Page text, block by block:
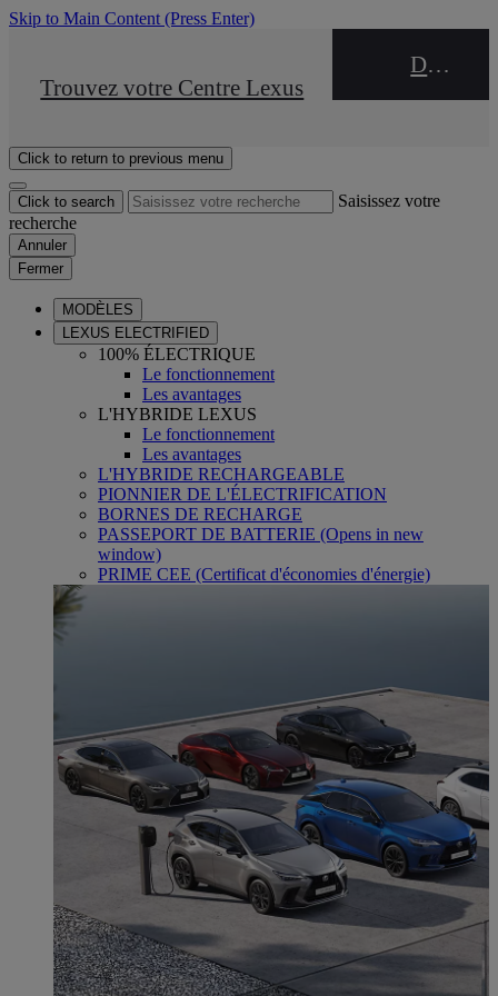
Skip to Main Content (Press Enter)
STOP DRIVE Takata
Trouvez votre Centre Lexus
DEALER NAME
Click to return to previous menu
Click to search
Saisissez votre
recherche
Annuler
Fermer
MODÈLES
LEXUS ELECTRIFIED
100% ÉLECTRIQUE
Le fonctionnement
Les avantages
L'HYBRIDE LEXUS
Le fonctionnement
Les avantages
L'HYBRIDE RECHARGEABLE
PIONNIER DE L'ÉLECTRIFICATION
BORNES DE RECHARGE
PASSEPORT DE BATTERIE (Opens in new
window)
PRIME CEE (Certificat d'économies d'énergie)